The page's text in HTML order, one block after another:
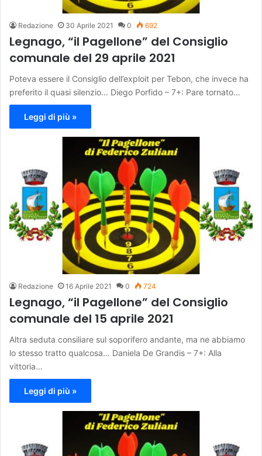
Redazione 30 Aprile 2021 0 692
Legnago, “il Pagellone” del Consiglio
comunale del 29 aprile 2021
Poteva essere il Consiglio dell’exploit per Tebon, che invece ha
preferito il quasi silenzio… Diego Porfido – 7+: Pare tornato…
Leggi di più »
Redazione 16 Aprile 2021 0 724
Legnago, “il Pagellone” del Consiglio
comunale del 15 aprile 2021
Altra seduta consiliare sul soporifero andante, ma ne abbiamo
lo stesso tratto qualcosa… Daniela De Grandis – 7+: Alla
vittoria…
Leggi di più »